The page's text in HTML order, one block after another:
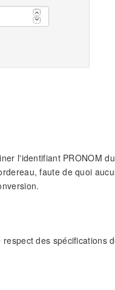
l'identifiant PRONOM
faute de quoi
des spécifications